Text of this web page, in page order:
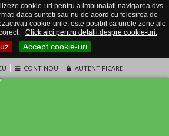
cookie-uri pentru a imbunatati navigarea dvs.
daca sunteti sau nu de acord cu folosirea de
cookie-urile, este posibil ca unele zone ale
Click aici pentru detalii despre cookie-uri.
Accept cookie-uri
CONT NOU AUTENTIFICARE